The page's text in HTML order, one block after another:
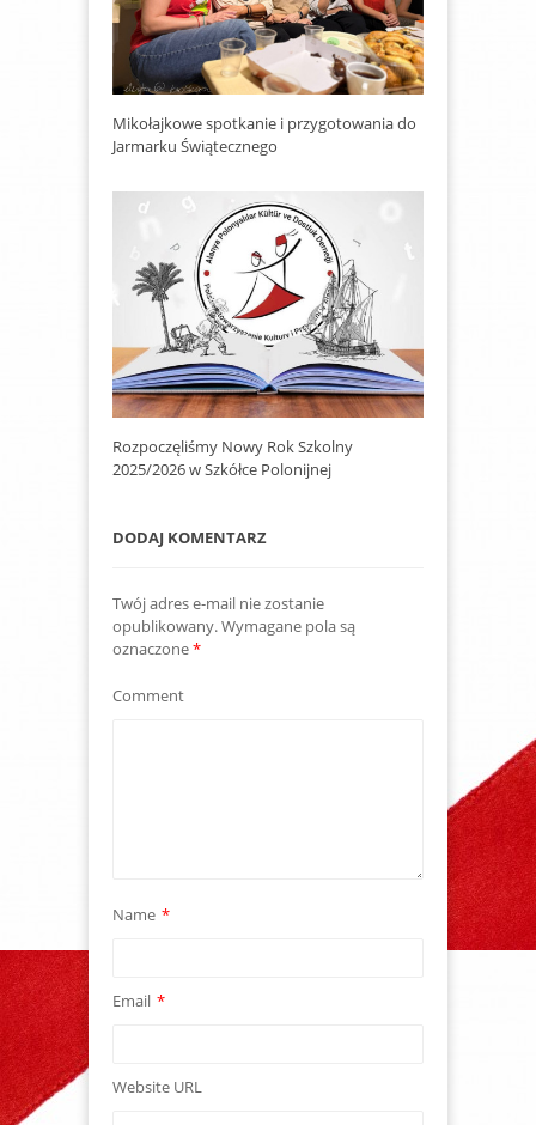
Mikołajkowe spotkanie i przygotowania do
Jarmarku Świątecznego
Rozpoczęliśmy Nowy Rok Szkolny
2025/2026 w Szkółce Polonijnej
DODAJ KOMENTARZ
Twój adres e-mail nie zostanie
opublikowany.Wymagane pola są
oznaczone*
Comment
Name *
Email *
Website URL